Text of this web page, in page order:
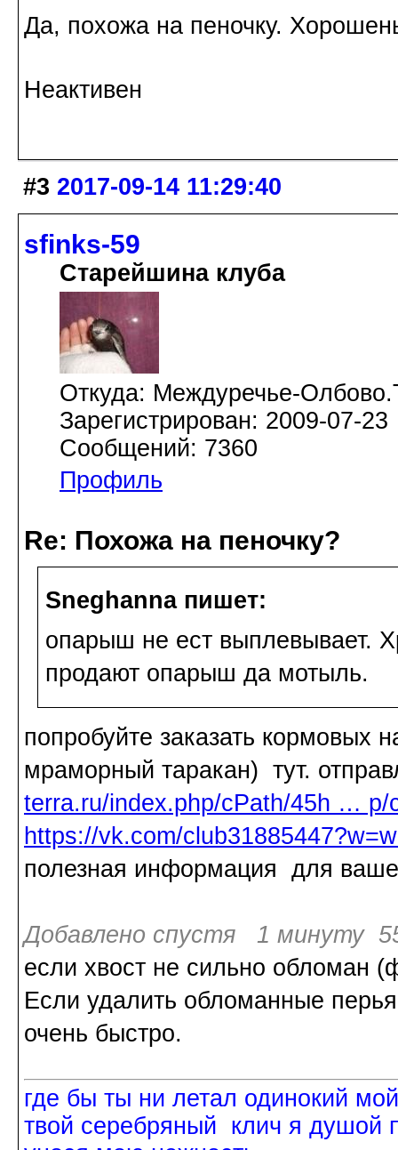
Да, похожа на пеночку.
Неактивен
#3 2017-09-14 11:29:40
sfinks-59
Старейшина клуба
Откуда: Междуречье-
Зарегистрирован: 2009-07-23
Сообщений: 7360
Профиль
Re: Похожа на пеночку?
Sneghanna пишет:
опарыш не ест выплевывает.
продают опарыш да мотыль.
попробуйте заказать кормовых
мраморный таракан) тут.
terra.ru/index.php/cPath/45h … p/
https://vk.com/
полезная информация для
Добавлено спустя 1 минуту
если хвост не сильно обломан
Если удалить обломанные
очень быстро.
где бы ты ни летал одинокий
твой серебряный клич я душой